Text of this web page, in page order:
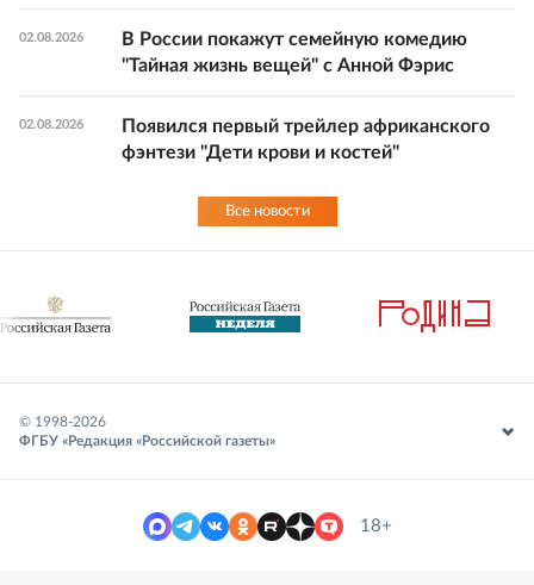
02.08.2026
В России покажут семейную комедию
"Тайная жизнь вещей" с Анной Фэрис
02.08.2026
Появился первый трейлер африканского
фэнтези "Дети крови и костей"
Все новости
© 1998-2026
ФГБУ «Редакция «Российской газеты»
18+